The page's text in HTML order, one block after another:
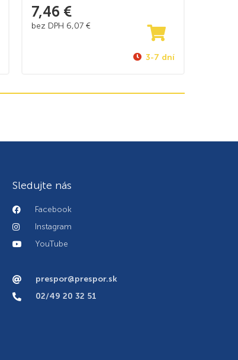
7,46 €
bez DPH 6,07 €
3-7 dní
Sledujte nás
Facebook
Instagram
YouTube
prespor@prespor.sk
02/49 20 32 51